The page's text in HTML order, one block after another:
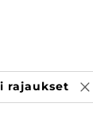
rajaukset